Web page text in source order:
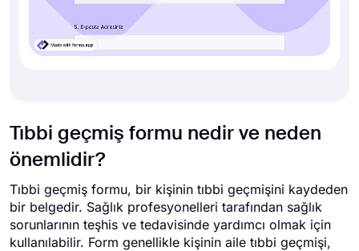
Tıbbi geçmiş formu nedir ve neden
önemlidir?
Tıbbi geçmiş formu, bir kişinin tıbbi geçmişini kaydeden
bir belgedir. Sağlık profesyonelleri tarafından sağlık
sorunlarının teşhis ve tedavisinde yardımcı olmak için
kullanılabilir. Form genellikle kişinin aile tıbbi geçmişi,